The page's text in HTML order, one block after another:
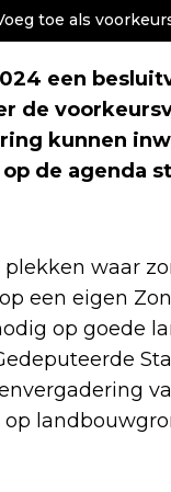
toe als
een
de
kunnen
de agenda
waar
een eigen
op goede